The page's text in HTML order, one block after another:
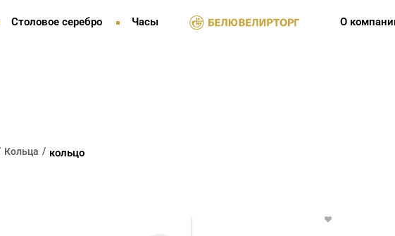
Столовое серебро Часы О
Кольца кольцо